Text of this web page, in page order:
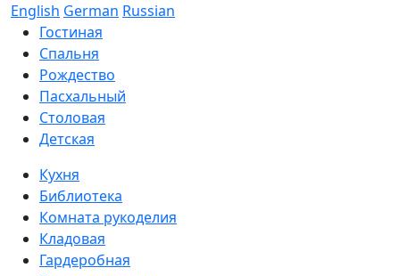
English German Russian
Гостиная
Спальня
Рождество
Пасхальный
Столовая
Детская
Кухня
Библиотека
Комната рукоделия
Кладовая
Гардеробная